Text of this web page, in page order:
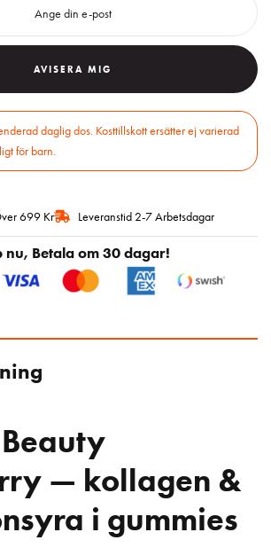
AVISERA MIG
699 Kr Leveranstid 2-7 Arbetsdagar
nu, Betala om 30 dagar!
— kollagen &
i gummies